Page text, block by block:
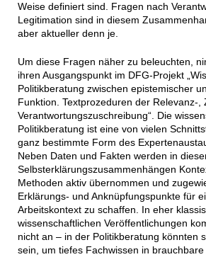
Weise definiert sind. Fragen nach
Legitimation sind in diesem
aber aktueller denn je.
Um diese Fragen näher zu beleuchten,
ihren Ausgangspunkt im DFG-Projekt
Politikberatung zwischen epistemischer
Funktion. Textprozeduren der Relevanz-,
Verantwortungszuschreibung“. Die
Politikberatung ist eine von vielen
ganz bestimmte Form des
Neben Daten und Fakten werden in
Selbsterklärungszusammenhängen
Methoden aktiv übernommen und
Erklärungs- und Anknüpfungspunkte für
Arbeitskontext zu schaffen. In eher
wissenschaftlichen Veröffentlichungen
nicht an – in der Politikberatung könnten
sein, um tiefes Fachwissen in